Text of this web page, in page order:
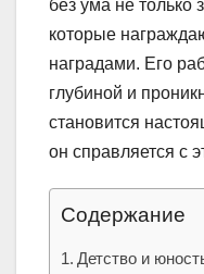
без ума не только
которые
наградами. Его
глубиной и
становится
он справляется с
Содержание
Детство и